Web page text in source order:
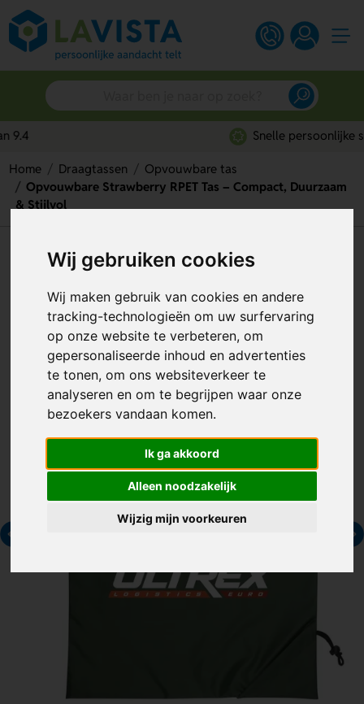
Wij gebruiken cookies
Wij maken gebruik van cookies en andere
tracking-technologieën om uw surfervaring
op onze website te verbeteren, om
gepersonaliseerde inhoud en advertenties
te tonen, om ons websiteverkeer te
analyseren en om te begrijpen waar onze
bezoekers vandaan komen.
Ik ga akkoord
Alleen noodzakelijk
Wijzig mijn voorkeuren
Snelle persoonlijke service
Home Draagtassen
Opvouwbare tas
Opvouwbare Strawberry RPET Tas – Compact, Duurzaam
& Stijlvol
Opvouwbare Strawberry RPET
Tas – Compact, Duurzaam &
Stijlvol
Artikelnummer:293765